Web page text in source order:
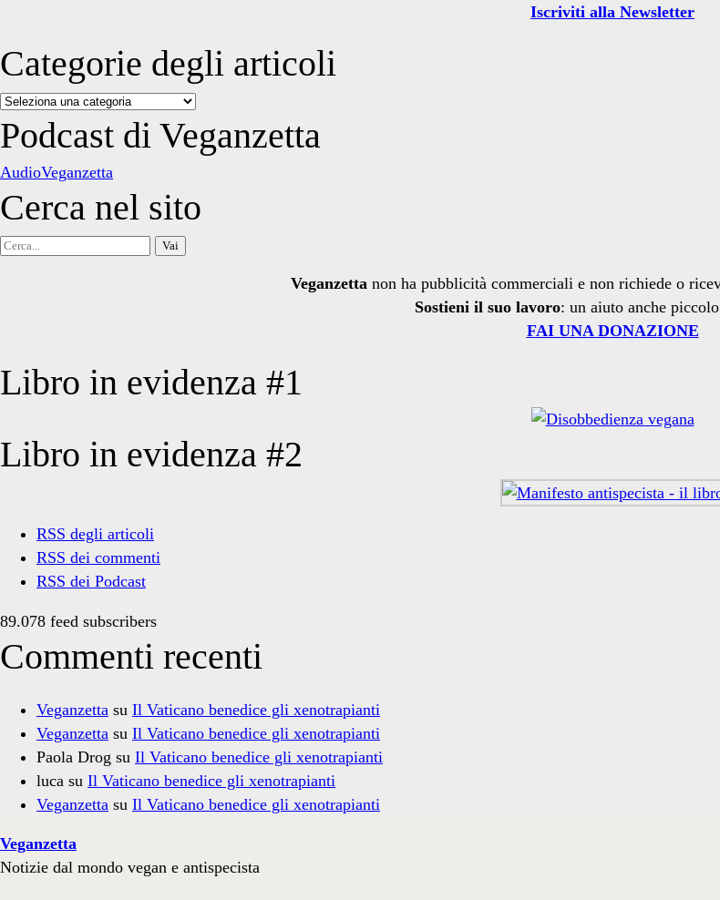
Iscriviti alla Newsletter
Categorie degli articoli
Categorie
degli
articoli
Podcast di Veganzetta
AudioVeganzetta
Cerca nel sito
Cerca
Veganzetta non ha pubblicità commerciali e non richiede o
Sostieni il suo lavoro: un aiuto anche
FAI UNA DONAZIONE
Libro in evidenza #1
Libro in evidenza #2
RSS degli articoli
RSS dei commenti
RSS dei Podcast
89.078 feed subscribers
Commenti recenti
Veganzetta su Il Vaticano benedice gli xenotrapianti
Veganzetta su Il Vaticano benedice gli xenotrapianti
Paola Drog su Il Vaticano benedice gli xenotrapianti
luca su Il Vaticano benedice gli xenotrapianti
Veganzetta su Il Vaticano benedice gli xenotrapianti
Veganzetta
Notizie dal mondo vegan e antispecista